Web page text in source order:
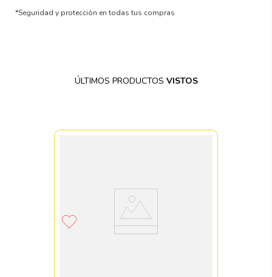
*Seguridad y protección en todas tus compras
ÚLTIMOS PRODUCTOS VISTOS